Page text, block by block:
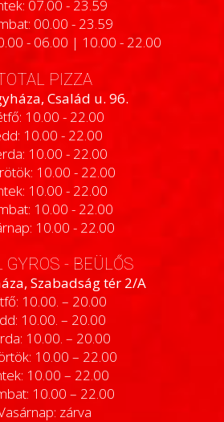
07.00 - 23.59
00.00 - 23.59
- 06.00 | 10.00 - 22.00
PIZZA
Család u. 96.
10.00 - 22.00
10.00 - 22.00
10.00 - 22.00
10.00 - 22.00
10.00 - 22.00
10.00 - 22.00
10.00 - 22.00
GYROS - BEÜLŐS
Szabadság tér 2/A
10.00. – 20.00
10.00. – 20.00
10.00. – 20.00
10.00 – 22.00
10.00 – 22.00
10.00 – 22.00
zárva